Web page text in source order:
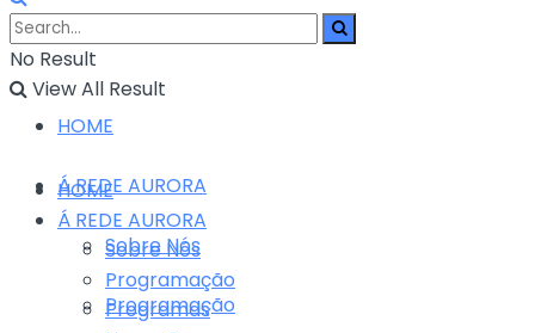
No Result
View All Result
HOME
Á REDE AURORA
Sobre Nós
Programação
HOME
Á REDE AURORA
Sobre Nós
Programação
Programas